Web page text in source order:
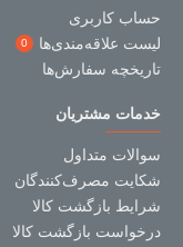
حساب کاربری
لیست علاقه‌مندی‌ها
0
تاریخچه سفارش‌ها
خدمات مشتریان
سوالات متداول
شکایت مصرف‌کنندگان
شرایط بازگشت کالا
درخواست بازگشت کالا